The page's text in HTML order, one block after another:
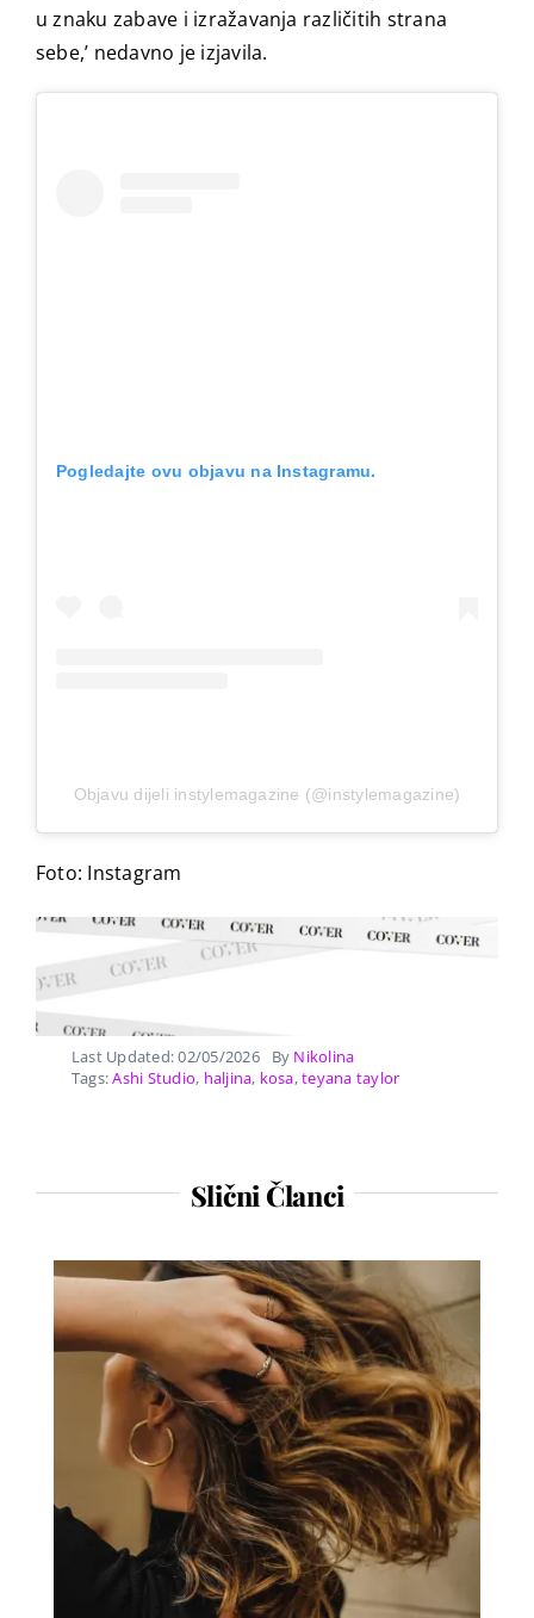
u znaku zabave i izražavanja različitih strana
sebe,’ nedavno je izjavila.
Pogledajte ovu objavu na Instagramu.
Objavu dijeli instylemagazine (@instylemagazine)
Foto: Instagram
Last Updated: 02/05/2026 By Nikolina
Tags:Ashi Studio, haljina, kosa,teyana taylor
Slični Članci